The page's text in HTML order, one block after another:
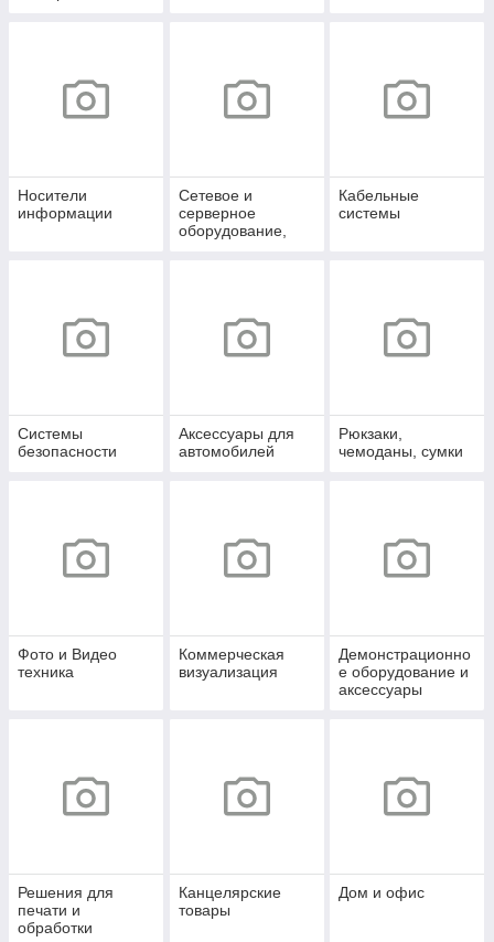
Носители
информации
Сетевое и
серверное
оборудование,
Кабельные
системы
Системы
безопасности
Аксессуары для
автомобилей
Рюкзаки,
чемоданы, сумки
Фото и Видео
техника
Коммерческая
визуализация
Демонстрационно
е оборудование и
аксессуары
Решения для
печати и
обработки
Канцелярские
товары
Дом и офис